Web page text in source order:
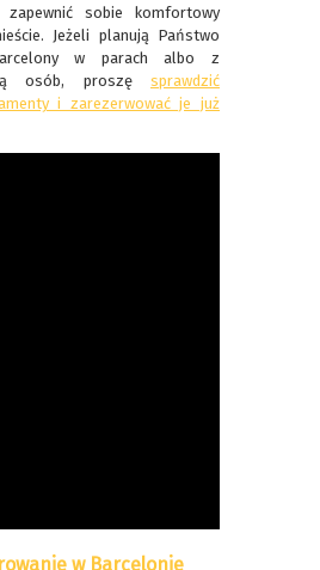
sobie komfortowy
Jeżeli planują Państwo
w parach albo z
osób, proszę sprawdzić
i zarezerwować je już
w Barcelonie